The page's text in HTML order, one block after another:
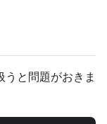
と問題がおきま